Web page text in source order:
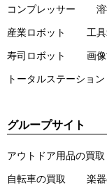
コンプレッサー
産業ロボット 工
寿司ロボット 画
トータルステーション
グループサイト
アウトドア用品の買取
自転車の買取 楽